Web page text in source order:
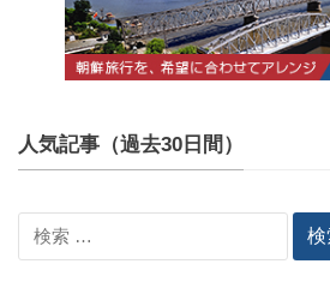
人気記事（過去30日間）
索: